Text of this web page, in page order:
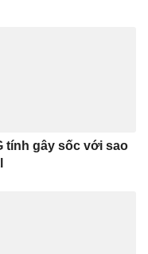
tính gây sốc với sao